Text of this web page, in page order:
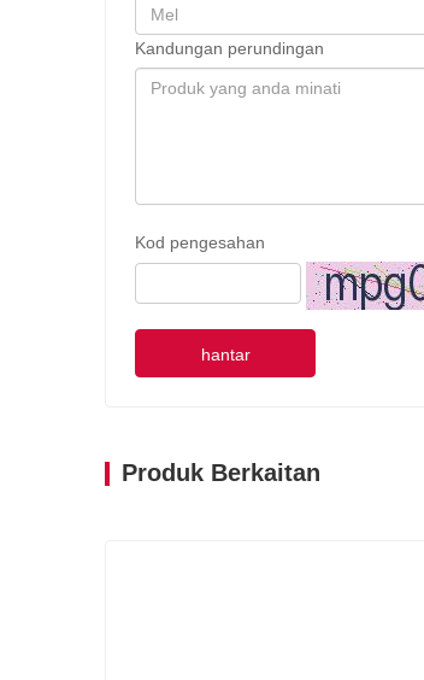
Kandungan perundingan
Kod pengesahan
hantar
Produk Berkaitan